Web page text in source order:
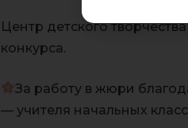
Центр детского
конкурса.
За работу в жюри
— учителя начальных